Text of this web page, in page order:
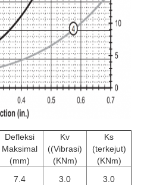
Defleksi
Maksimal
(mm)
Kv
((Vibrasi)
(KNm)
Ks
(terkejut)
(KNm)
7.4 3.0 3.0